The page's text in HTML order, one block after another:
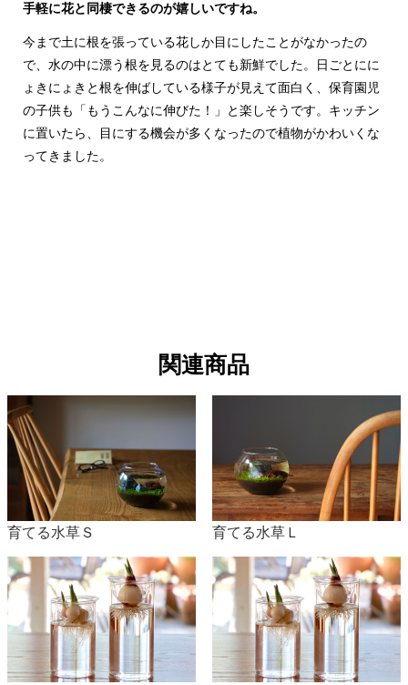
・ムスカリ
開花時期 3～5月
植付時期 9～10月
・フリージア
開花時期 3～4月
植付時期 10～11月
開花時期 4～7月
植付時期 4～5月
・クルクマ
開花時期 5～10月
植付時期 5～6月
・彼岸花
開花時期 7～10月（原種は9月）
植付時期 6～10月
・サフラン
開花時期 10～11月
手軽に花と同棲できるのが嬉しいですね。
今まで土に根を張っている花しか目にしたことがなかったの
で、水の中に漂う根を見るのはとても新鮮でした。日ごとにに
ょきにょきと根を伸ばしている様子が見えて面白く、保育園児
の子供も「もうこんなに伸びた！」と楽しそうです。キッチン
に置いたら、目にする機会が多くなったので植物がかわいくな
ってきました。
関連商品
育てる水草Ｓ 育てる水草Ｌ